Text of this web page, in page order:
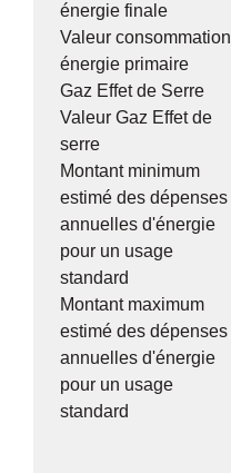
énergie finale
Valeur consommation
énergie primaire
Gaz Effet de Serre
Valeur Gaz Effet de
serre
Montant minimum
estimé des dépenses
annuelles d'énergie
pour un usage
standard
Montant maximum
estimé des dépenses
annuelles d'énergie
pour un usage
standard